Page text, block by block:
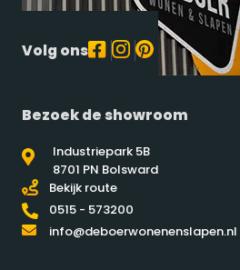
Volg ons
Bezoek de showroom
Industriepark 5B
8701 PN Bolsward
Bekijk route
0515 - 573200
info@deboerwonenenslapen.nl